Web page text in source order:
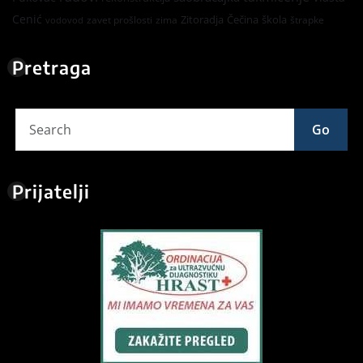
Cenić vodovod zavet prošlosti zima Zitoradja Čečina škola štrapke
Pretraga
Go
Prijatelji